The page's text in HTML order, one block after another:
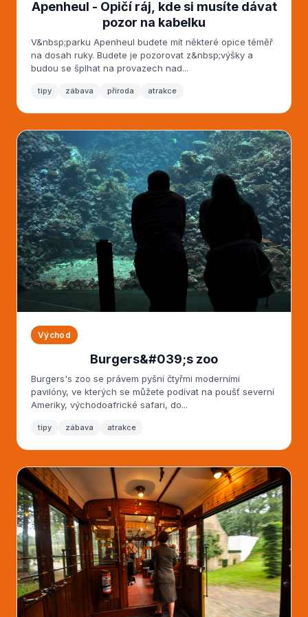
Apenheul - Opičí ráj, kde si musíte dávat
pozor na kabelku
V&nbsp;parku Apenheul budete mít některé opice téměř
na dosah ruky. Budete je pozorovat z&nbsp;výšky a
budou se šplhat na provazech nad...
tipy zábava příroda atrakce
Východ
Burgers&#039;s zoo
Burgers's zoo se právem pyšní čtyřmi moderními
pavilóny, ve kterých se můžete podívat na poušť severní
Ameriky, východoafrické safari, do...
tipy zábava atrakce